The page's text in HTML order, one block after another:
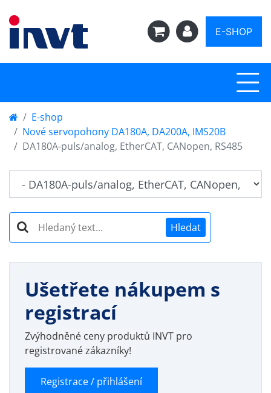
E-SHOP
E-shop
Nové servopohony DA180A, DA200A, IMS20B
DA180A-puls/analog, EtherCAT, CANopen, RS485
Hledat
Ušetřete nákupem s
registrací
Zvýhodněné ceny produktů INVT pro
registrované zákazníky!
Registrace / přihlášení